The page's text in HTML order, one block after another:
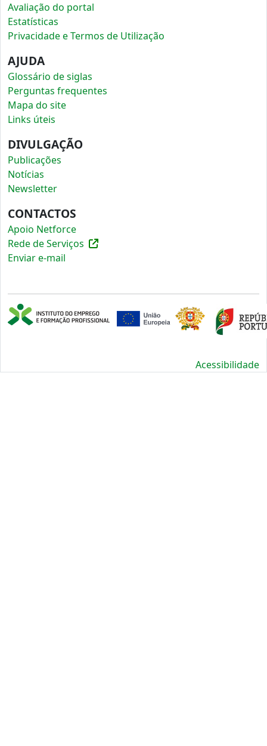
Avaliação do portal
Estatísticas
Privacidade e Termos de Utilização
AJUDA
Glossário de siglas
Perguntas frequentes
Mapa do site
Links úteis
DIVULGAÇÃO
Publicações
Notícias
Newsletter
CONTACTOS
Apoio Netforce
Rede de Serviços
Enviar e-mail
Acessibilidade